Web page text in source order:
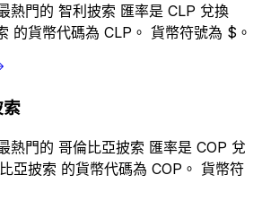
熱門的 智利披索 匯率是 CLP 兌換
的貨幣代碼為 CLP。 貨幣符號為 $。
索
熱門的 哥倫比亞披索 匯率是 COP 兌
亞披索 的貨幣代碼為 COP。 貨幣符